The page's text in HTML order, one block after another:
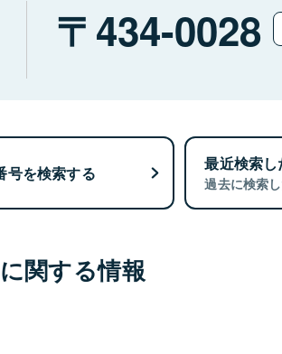
434-0028
号を検索する 最近検索
過去に検索
関する情報